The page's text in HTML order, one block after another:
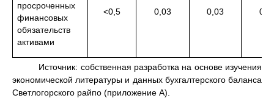
просроченных
финансовых
обязательств
активами
<0,5 0,03 0,03
Источник: собственная разработка на основе изучения
экономической литературы и данных бухгалтерского баланса
Светлогорского райпо (приложение А).